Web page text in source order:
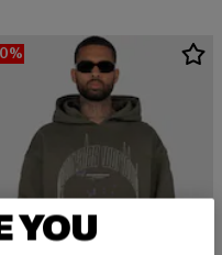
YOU